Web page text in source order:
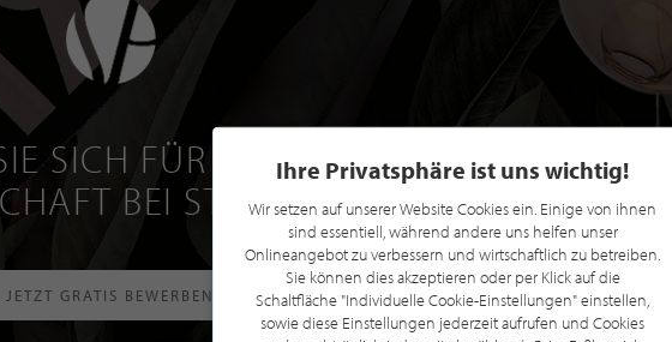
SICH FÜR EINE GRATIS
BEI STILPUNKTE®
JETZT GRATIS BEWERBEN
Ihre Privatsphäre ist uns wichtig!
Wir setzen auf unserer Website Cookies ein. Einige von ihnen
sind essentiell, während andere uns helfen unser
Onlineangebot zu verbessern und wirtschaftlich zu betreiben.
Sie können dies akzeptieren oder per Klick auf die
Schaltfläche "Individuelle Cookie-Einstellungen" einstellen,
sowie diese Einstellungen jederzeit aufrufen und Cookies